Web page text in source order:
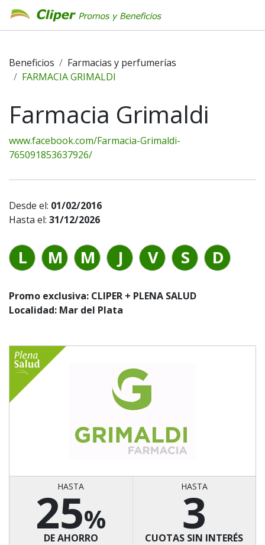
Beneficios
Farmacias y perfumerías
FARMACIA GRIMALDI
Farmacia Grimaldi
www.facebook.com/Farmacia-Grimaldi-
765091853637926/
Desde el: 01/02/2016
Hasta el: 31/12/2026
L M M J V S D
Promo exclusiva: CLIPER + PLENA SALUD
Localidad: Mar del Plata
HASTA
25%
DE AHORRO
HASTA
3
CUOTAS SIN INTERÉS